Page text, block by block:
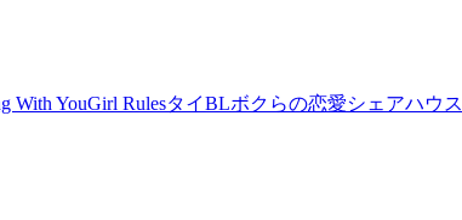
With YouGirl RulesタイBLボクらの恋愛シェアハウス